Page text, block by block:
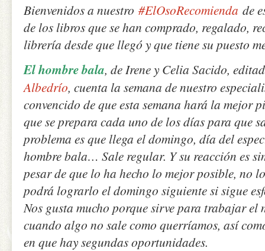
Bienvenidos a nuestro #ElOsoRecomienda de
de los libros que se han comprado, regalado,
librería desde que llegó y que tiene su puesto
El hombre bala, de Irene y Celia Sacido,
Albedrío, cuenta la semana de nuestro
convencido de que esta semana hará la mejor
que se prepara cada uno de los días para que
problema es que llega el domingo, día del
hombre bala… Sale regular. Y su reacción es
pesar de que lo ha hecho lo mejor posible, no
podrá lograrlo el domingo siguiente si sigue
Nos gusta mucho porque sirve para trabajar
cuando algo no sale como querríamos, así
en que hay segundas oportunidades.